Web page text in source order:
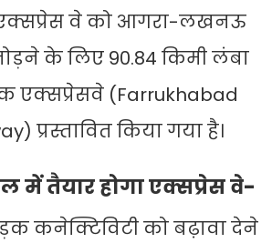
एक्सप्रेस वे को आगरा-लखनऊ
के लिए 90.84 किमी लंबा
एक्सप्रेसवे (Farrukhabad
प्रस्तावित किया गया है।
में तैयार होगा एक्सप्रेस वे-
कनेक्टिविटी को बढ़ावा देने